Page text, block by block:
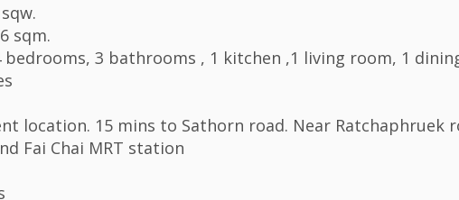
sqm.
bedrooms, 3 bathrooms , 1 kitchen ,1 living room, 1
location. 15 mins to Sathorn road. Near Ratchaphruek
Fai Chai MRT station